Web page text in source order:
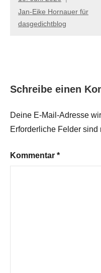
Jan-Eike Hornauer für
dasgedichtblog
Schreibe einen
Deine E-Mail-Adresse
Erforderliche Felder sind
Kommentar *